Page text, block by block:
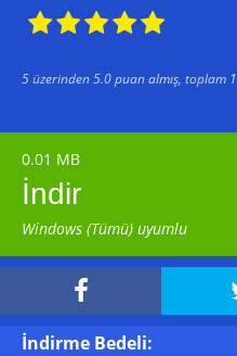

5üzerinden5.0puan almış, toplam 1
0.01 MB
İndir
Windows (Tümü) uyumlu

İndirme Bedeli: